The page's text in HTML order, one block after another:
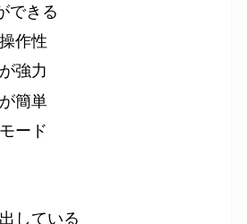
できる
作性
強力
簡単
ード
している